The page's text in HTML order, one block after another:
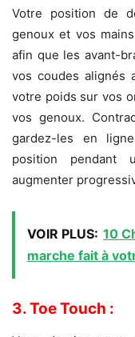
Votre position de
genoux et vos
afin que les avant-
vos coudes alignés
votre poids sur vos
vos genoux.
gardez-les en
position pendant
augmenter
VOIR PLUS: 10
marche fait à
3. Toe Touch :